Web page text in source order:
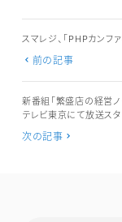
スマレジ、「PHPカン
前の記事
新番組「繁盛店の経営
テレビ東京にて放送スタ
次の記事